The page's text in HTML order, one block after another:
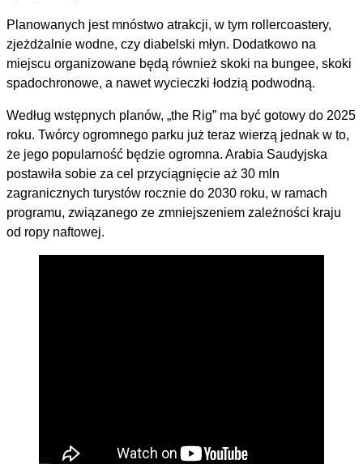
Planowanych jest mnóstwo atrakcji, w tym rollercoastery,
zjeżdżalnie wodne, czy diabelski młyn. Dodatkowo na
miejscu organizowane będą również skoki na bungee, skoki
spadochronowe, a nawet wycieczki łodzią podwodną.
Według wstępnych planów, „the Rig” ma być gotowy do 2025
roku. Twórcy ogromnego parku już teraz wierzą jednak w to,
że jego popularność będzie ogromna. Arabia Saudyjska
postawiła sobie za cel przyciągnięcie aż 30 mln
zagranicznych turystów rocznie do 2030 roku, w ramach
programu, związanego ze zmniejszeniem zależności kraju
od ropy naftowej.